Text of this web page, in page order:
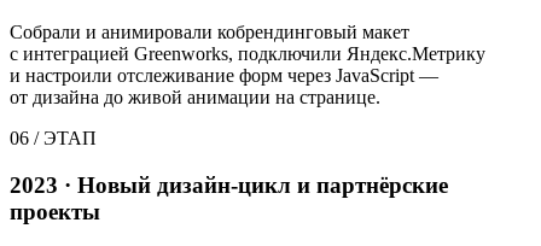
Собрали и анимировали кобрендинговый макет
с интеграцией Greenworks, подключили Яндекс.Метрику
и настроили отслеживание форм через JavaScript —
от дизайна до живой анимации на странице.
06 /ЭТАП
2023 · Новый дизайн-цикл и партнёрские
проекты